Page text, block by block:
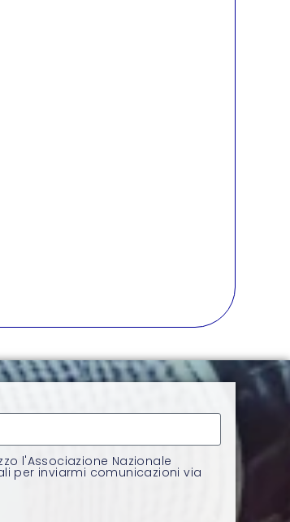
l'Associazione Nazionale
per inviarmi comunicazioni via